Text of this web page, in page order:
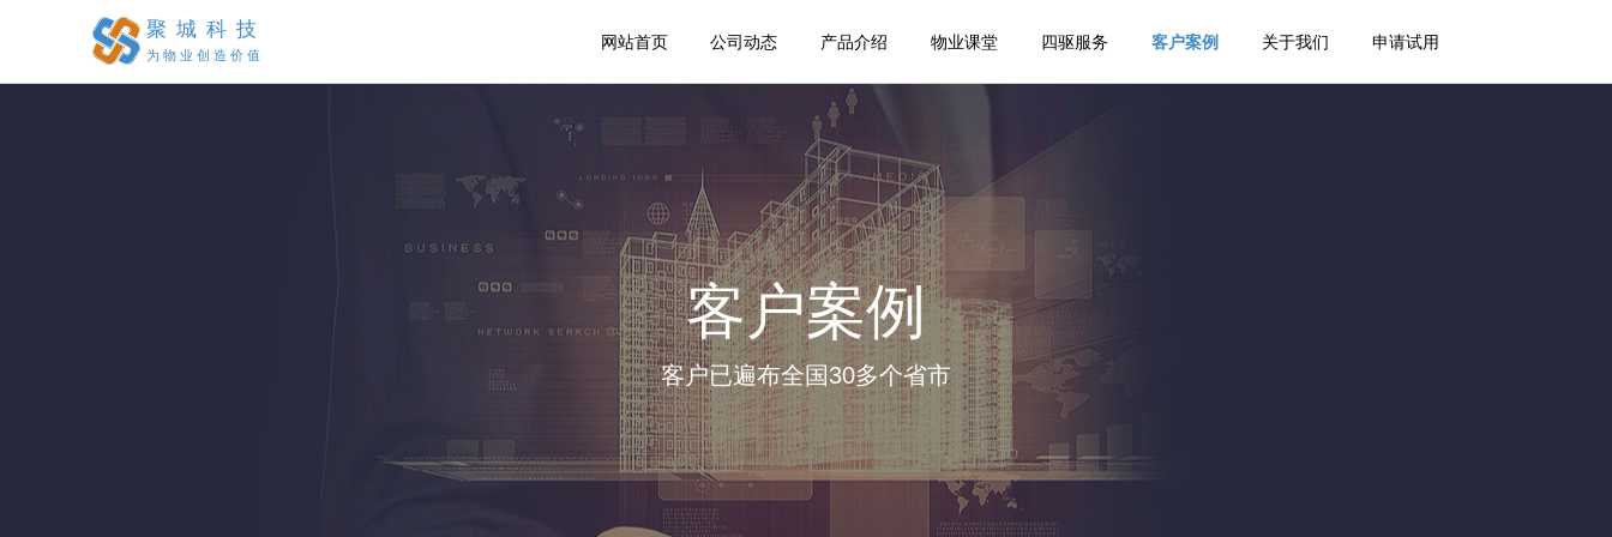
客户案例
客户已遍布全国30多个省市
聚城科技
为物业创造价值
网站首页 公司动态 产品介绍 物业课堂 四驱服务 客户案例 关于我们 申请试用